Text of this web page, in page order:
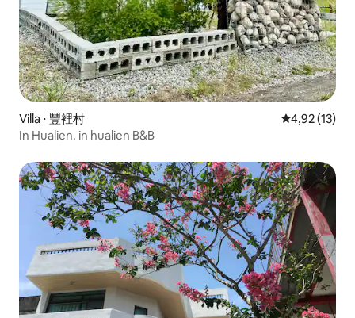
Villa ⋅ 豐裡村 Évaluation
4,92 (13)
In Hualien. in hualien B&B